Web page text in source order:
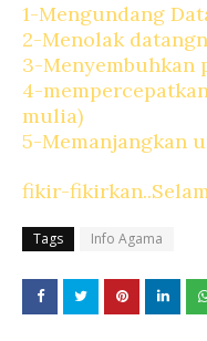
1-Mengundang
2-Menolak
3-Menyembuhkan
4-
mulia)
5-Memanjangkan
fikir-
Tags Info Agama